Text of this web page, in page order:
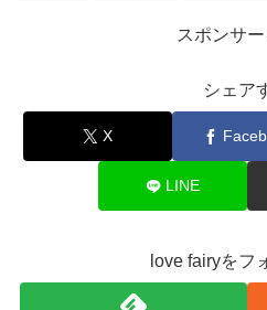
スポンサ
シェア
X
LINE
love fairyをフ